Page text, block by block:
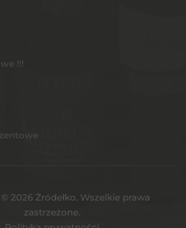
!!!
2026 Żródełko. Wszelkie prawa
zastrzeżone.